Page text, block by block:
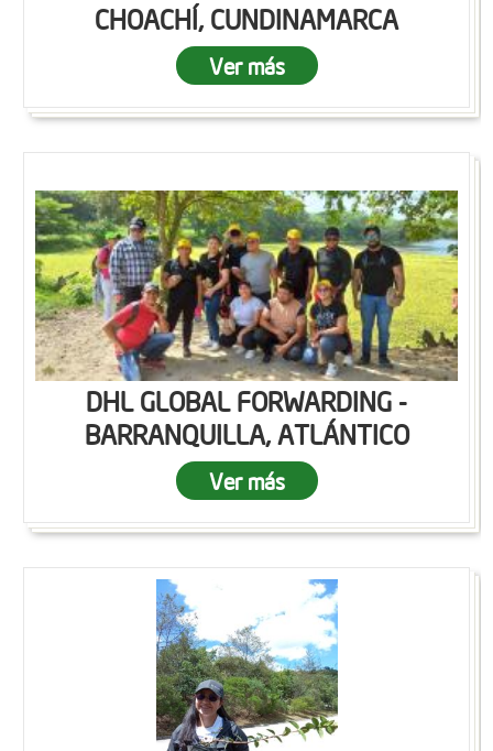
CHOACHÍ, CUNDINAMARCA
Ver más
DHL GLOBAL FORWARDING -
BARRANQUILLA, ATLÁNTICO
Ver más